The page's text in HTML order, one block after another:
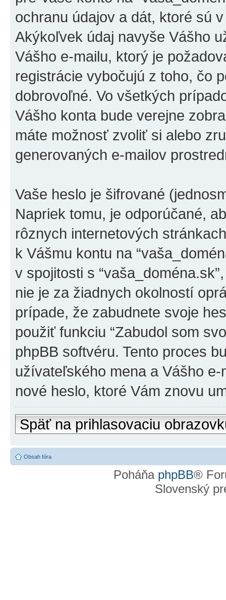
ochranu údajov a dát, ktoré sú
Akýkoľvek údaj navyše Vášho
Vášho e-mailu, ktorý je
registrácie vybočujú z toho, čo
dobrovoľné. Vo všetkých
Vášho konta bude verejne
máte možnosť zvoliť si alebo
generovaných e-mailov
Vaše heslo je šifrované
Napriek tomu, je odporúčané,
rôznych internetových
k Vášmu kontu na
v spojitosti s
nie je za žiadnych okolností
prípade, že zabudnete svoje
použiť funkciu “Zabudol som
phpBB softvéru. Tento proces
užívateľského mena a Vášho
nové heslo, ktoré Vám znovu
Späť na prihlasovaciu
Obsah fóra
Poháňa phpBB®
Slovenský